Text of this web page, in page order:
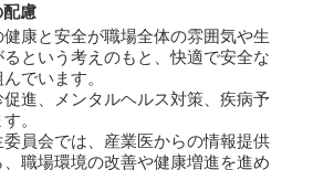
配慮
康と安全が職場全体の雰囲気や生
という考えのもと、快適で安全な
でいます。
進、メンタルヘルス対策、疾病予
。
委員会では、産業医からの情報提供
職場環境の改善や健康増進を進め